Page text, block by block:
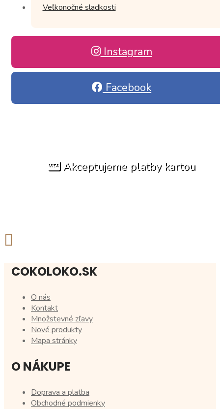
Veľkonočné sladkosti
Instagram
Facebook
Akceptujeme platby kartou
COKOLOKO.SK
O nás
Kontakt
Množstevné zľavy
Nové produkty
Mapa stránky
O NÁKUPE
Doprava a platba
Obchodné podmienky